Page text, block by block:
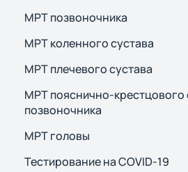
МРТ позвоночника
МРТ коленного сустава
МРТ плечевого сустава
МРТ пояснично-крестцового
позвоночника
МРТ головы
Тестирование на COVID-19